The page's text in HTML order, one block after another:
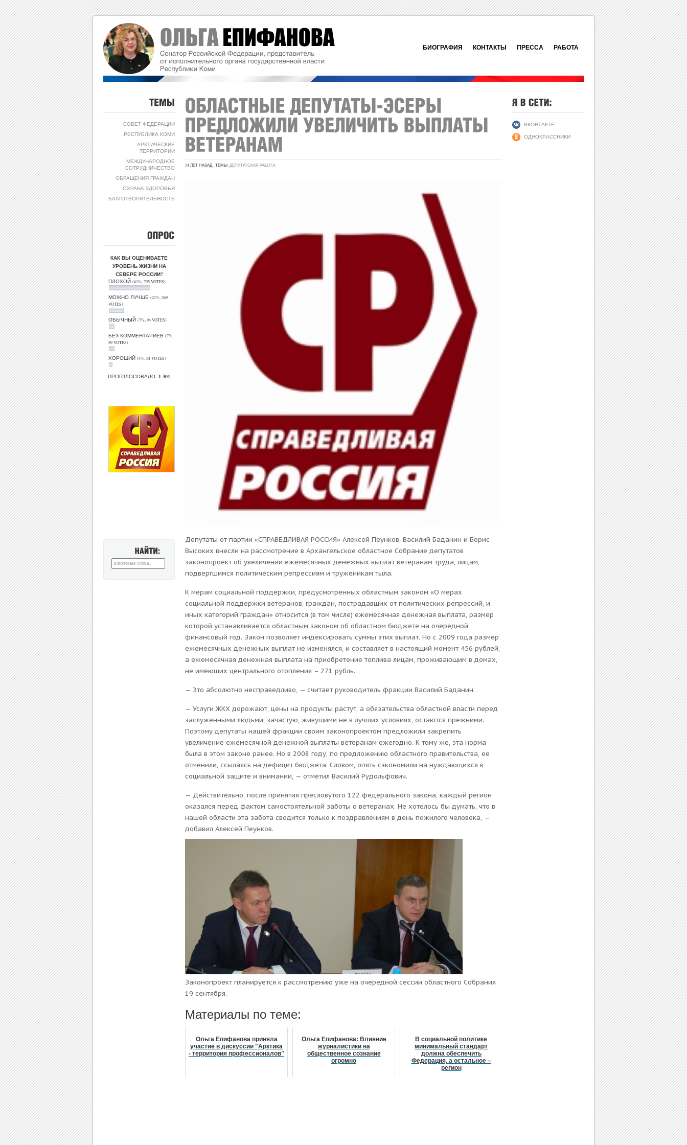
БИОГРАФИЯ КОНТАКТЫ ПРЕССА РАБОТА
СОВЕТ ФЕДЕРАЦИИ
РЕСПУБЛИКА КОМИ
АРКТИЧЕСКИЕ
ТЕРРИТОРИИ
МЕЖДУНАРОДНОЕ
СОТРУДНИЧЕСТВО
ОБРАЩЕНИЯ ГРАЖДАН
ОХРАНА ЗДОРОВЬЯ
БЛАГОТВОРИТЕЛЬНОСТЬ
КАК ВЫ ОЦЕНИВАЕТЕ
УРОВЕНЬ ЖИЗНИ НА
СЕВЕРЕ РОССИИ?
ПЛОХОЙ (61%, 795 VOTES)
МОЖНО ЛУЧШЕ (21%, 269
VOTES)
ОБЫЧНЫЙ (7%, 94 VOTES)
БЕЗ КОММЕНТАРИЕВ (7%,
89 VOTES)
ХОРОШИЙ (4%, 54 VOTES)
ПРОГОЛОСОВАЛО: 1 301
14 ЛЕТ НАЗАД , ТЕМЫ: ДЕПУТАТСКАЯ РАБОТА
Депутаты от партии «СПРАВЕДЛИВАЯ РОССИЯ» Алексей Пеунков, Василий Баданин и Борис
Высоких внесли на рассмотрение в Архангельское областное Собрание депутатов
законопроект об увеличении ежемесячных денежных выплат ветеранам труда, лицам,
подвергшимся политическим репрессиям и труженикам тыла.
К мерам социальной поддержки, предусмотренных областным законом «О мерах
социальной поддержки ветеранов, граждан, пострадавших от политических репрессий, и
иных категорий граждан» относится (в том числе) ежемесячная денежная выплата, размер
которой устанавливается областным законом об областном бюджете на очередной
финансовый год. Закон позволяет индексировать суммы этих выплат. Но с 2009 года размер
ежемесячных денежных выплат не изменялся, и составляет в настоящий момент 456 рублей,
а ежемесячная денежная выплата на приобретение топлива лицам, проживающим в домах,
не имеющих центрального отопления – 271 рубль.
— Это абсолютно несправедливо, — считает руководитель фракции Василий Баданин.
— Услуги ЖКХ дорожают, цены на продукты растут, а обязательства областной власти перед
заслуженными людьми, зачастую, живущими не в лучших условиях, остаются прежними.
Поэтому депутаты нашей фракции своим законопроектом предложили закрепить
увеличение ежемесячной денежной выплаты ветеранам ежегодно. К тому же, эта норма
была в этом законе ранее. Но в 2008 году, по предложению областного правительства, ее
отменили, ссылаясь на дефицит бюджета. Словом, опять сэкономили на нуждающихся в
социальной защите и внимании, — отметил Василий Рудольфович.
— Действительно, после принятия пресловутого 122 федерального закона, каждый регион
оказался перед фактом самостоятельной заботы о ветеранах. Не хотелось бы думать, что в
нашей области эта забота сводится только к поздравлениям в день пожилого человека, —
добавил Алексей Пеунков.
Законопроект планируется к рассмотрению уже на очередной сессии областного Собрания
19 сентября.
Материалы по теме:
Ольга Епифанова приняла
участие в дискуссии "Арктика
- территория профессионалов"
Ольга Епифанова: Влияние
журналистики на
общественное сознание
огромно
В социальной политике
минимальный стандарт
должна обеспечить
Федерация, а остальное –
регион
ВКОНТАКТЕ
ОДНОКЛАССНИКИ